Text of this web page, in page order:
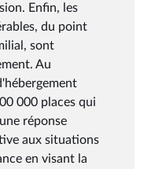
Enfin, les
du point
sont
Au
000 places qui
réponse
aux situations
en visant la